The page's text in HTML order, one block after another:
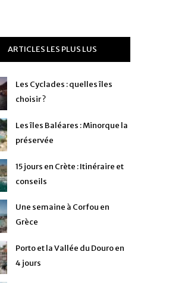
ARTICLES LES PLUS LUS
Les Cyclades : quelles îles
choisir ?
Les îles Baléares : Minorque la
préservée
15 jours en Crète : Itinéraire et
conseils
Une semaine à Corfou en
Grèce
Porto et la Vallée du Douro en
4 jours